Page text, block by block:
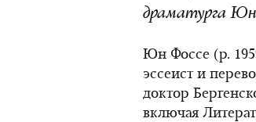
драматурга
Юн Фоссе (р.
эссеист и
доктор
включая